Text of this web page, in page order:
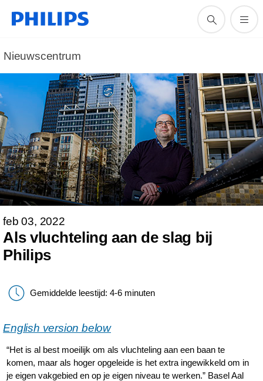
Nieuwscentrum
feb 03, 2022
Als vluchteling aan de slag bij
Philips
Gemiddelde leestijd: 4-6 minuten
English version below
“Het is al best moeilijk om als vluchteling aan een baan te
komen, maar als hoger opgeleide is het extra ingewikkeld om in
je eigen vakgebied en op je eigen niveau te werken.” Basel Aal